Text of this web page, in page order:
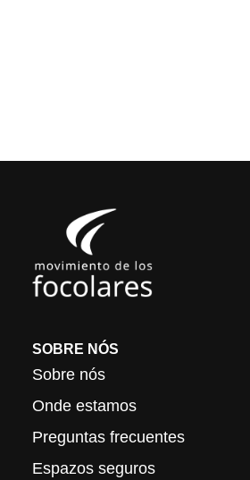
SOBRE NÓS
Sobre nós
Onde estamos
Preguntas frecuentes
Espazos seguros